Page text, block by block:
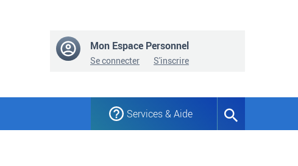
Mon Espace Personnel
Se connecter S'inscrire
Services & Aide
Formulaire